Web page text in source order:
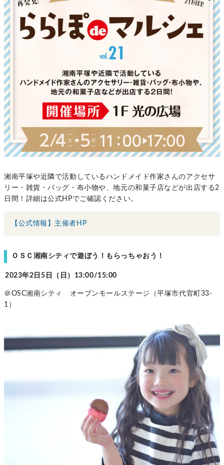
湘南平塚や近隣で活動しているハンドメイド作家さんのアクセサ
リー・雑貨・バッグ・布小物や、地元の和菓子店などが出店する2
日間！詳細は公式HPでご確認ください。
【公式情報】主催者HP
ＯＳＣ湘南シティで遊ぼう！もらっちゃおう！
2023年2日5日（日）13:00/15:00
＠OSC湘南シティ オープンモールステージ（平塚市代官町33-
1）